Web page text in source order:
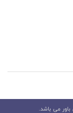
می باشد.